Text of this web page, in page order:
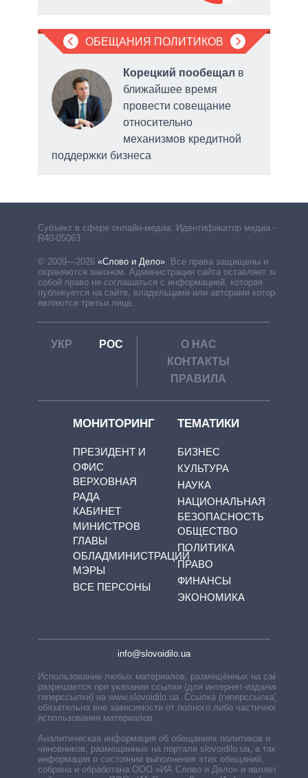
ОБЕЩАНИЯ ПОЛИТИКОВ
Корецкий пообещал в
ближайшее время
провести совещание
относительно
механизмов кредитной
поддержки бизнеса
Субъект в сфере онлайн-медиа. Идентификатор медиа –
R40-05063
© 2009—2026 «Слово и Дело». Все права защищены и
охраняются законом. Администрация сайта оставляет за
собой право не соглашаться с информацией, которая
публикуется на сайте, владельцами или авторами которой
являются третьи лица.
УКР РОС
О НАС
КОНТАКТЫ
ПРАВИЛА
МОНИТОРИНГ
ПРЕЗИДЕНТ И
ОФИС
ВЕРХОВНАЯ
РАДА
КАБИНЕТ
МИНИСТРОВ
ГЛАВЫ
ОБЛАДМИНИСТРАЦИЙ
МЭРЫ
ВСЕ ПЕРСОНЫ
ТЕМАТИКИ
БИЗНЕС
КУЛЬТУРА
НАУКА
НАЦИОНАЛЬНАЯ
БЕЗОПАСНОСТЬ
ОБЩЕСТВО
ПОЛИТИКА
ПРАВО
ФИНАНСЫ
ЭКОНОМИКА
info@slovoidilo.ua
Использование любых материалов, размещённых на сайте,
разрешается при указании ссылки (для интернет-изданий —
гиперссылки) на www.slovoidilo.ua. Ссылка (гиперссылка)
обязательна вне зависимости от полного либо частичного
использования материалов.
Аналитическая информация об обещаниях политиков и
чиновников, размещенных на портале slovoidilo.ua, а также
информация о состоянии выполнения этих обещаний,
собрана и обработана ООО «ИА Слово и Дело» и является